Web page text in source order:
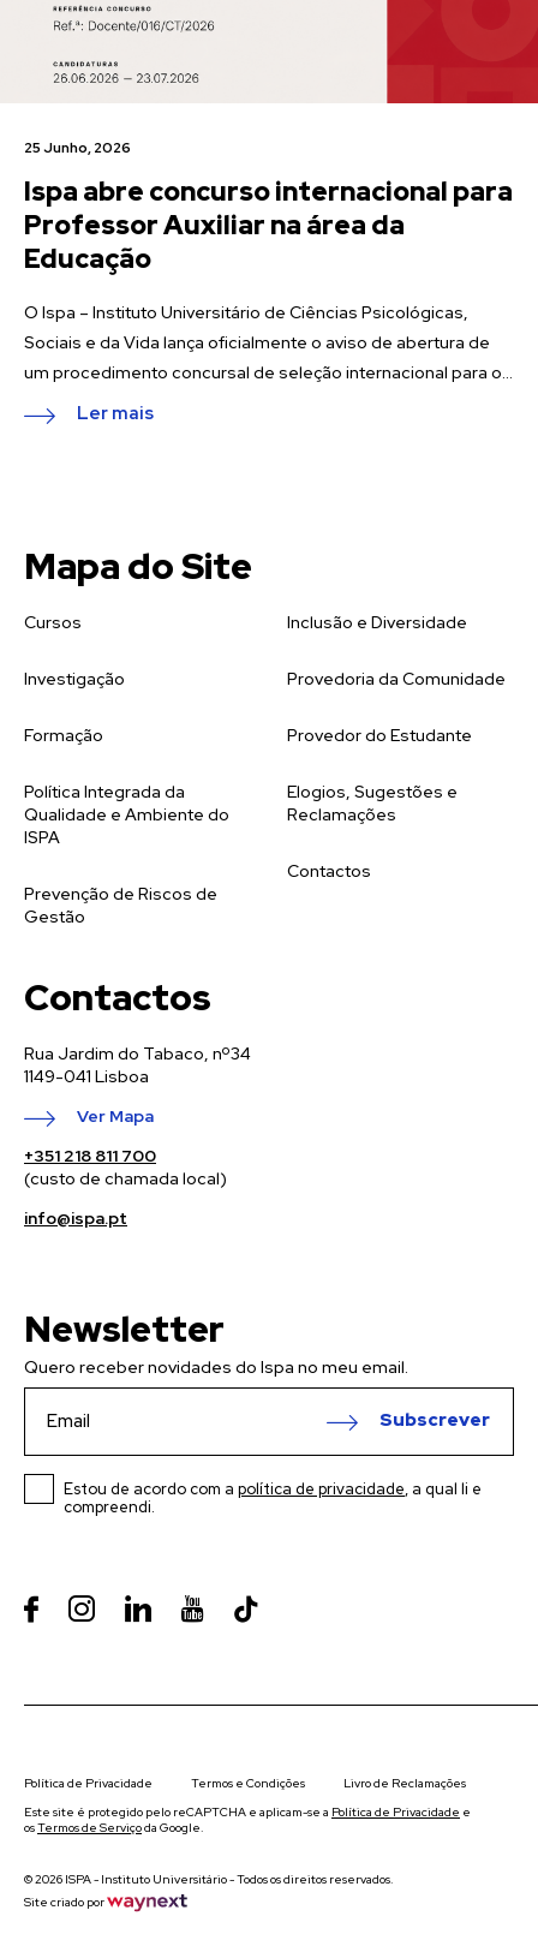
25 Junho, 2026
Ispa abre concurso internacional para
Professor Auxiliar na área da
Educação
O Ispa – Instituto Universitário de Ciências Psicológicas,
Sociais e da Vida lança oficialmente o aviso de abertura de
um procedimento concursal de seleção internacional para o...
Ler mais
Mapa do Site
Cursos
Investigação
Formação
Política Integrada da
Qualidade e Ambiente do
ISPA
Prevenção de Riscos de
Gestão
Inclusão e Diversidade
Provedoria da Comunidade
Provedor do Estudante
Elogios, Sugestões e
Reclamações
Contactos
Contactos
Rua Jardim do Tabaco, nº34
1149-041 Lisboa
Ver Mapa
+351 218 811 700
(custo de chamada local)
info@ispa.pt
Newsletter
Quero receber novidades do Ispa no meu email.
Estou de acordo com a política de privacidade, a qual li e
compreendi.
Subscrever
Política de Privacidade Termos e Condições
Livro de Reclamações
Este site é protegido pelo reCAPTCHA e aplicam-se a Política de Privacidade e
osTermos de Serviçoda Google.
© 2026 ISPA - Instituto Universitário - Todos os direitos reservados.
Site criado por